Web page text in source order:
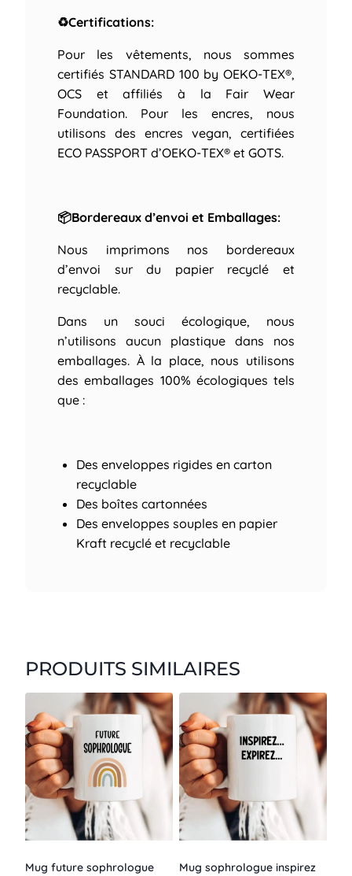
♻Certifications:
Pour les vêtements, nous sommes
certifiés STANDARD 100 by OEKO-TEX®,
OCS et affiliés à la Fair Wear
Foundation. Pour les encres, nous
utilisons des encres vegan, certifiées
ECO PASSPORT d’OEKO-TEX® et GOTS.
📦Bordereaux d’envoi et Emballages:
Nous imprimons nos bordereaux
d’envoi sur du papier recyclé et
recyclable.
Dans un souci écologique, nous
n’utilisons aucun plastique dans nos
emballages. À la place, nous utilisons
des emballages 100% écologiques tels
que :
Des enveloppes rigides en carton
recyclable
Des boîtes cartonnées
Des enveloppes souples en papier
Kraft recyclé et recyclable
PRODUITS SIMILAIRES
Mug future sophrologue
Mug sophrologue inspirez